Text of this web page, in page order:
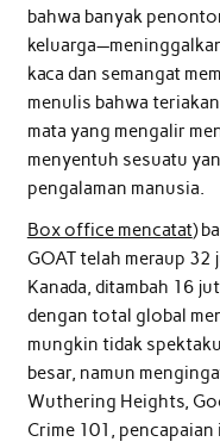
bahwa banyak
kaca dan semangat
menulis bahwa
mata yang mengalir
menyentuh sesuatu
pengalaman manusia.
Box office mencatat)
GOAT telah meraup 32
Kanada, ditambah 16
dengan total global
mungkin tidak
besar, namun
Wuthering Heights,
Crime 101,